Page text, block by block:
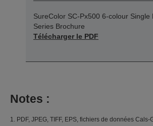
SureColor SC-Px500 6-colour Single
Series Brochure
Télécharger le PDF
Notes :
1. PDF, JPEG, TIFF, EPS, fichiers de données Cals-